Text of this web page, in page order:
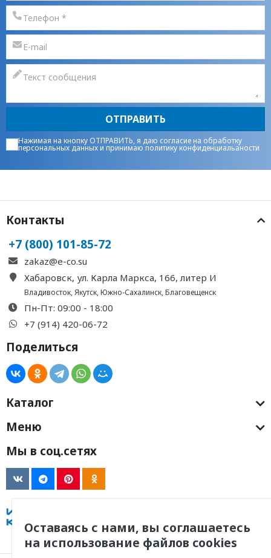
ОТПРАВИТЬ
Нажимая на кнопку ОТПРАВИТЬ, я даю согласие на обработку
персональных данныхи принимаюполитику конфиденциальаности
Контакты
+7 (800) 101-85-72
zakaz@e-co.su
Хабаровск, ул. Карла Маркса, 166, литер И
Владивосток,Якутск,Южно-Сахалинск,Благовещенск
Пн-Пт: 09:00 - 18:00
+7 (914) 420-06-72
Поделиться
Каталог
Меню
Мы в соц.сетях
Оставаясь с нами, вы соглашаетесь
на использование файлов cookies